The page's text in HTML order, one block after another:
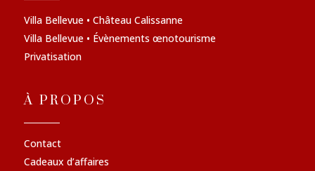
Villa Bellevue • Château Calissanne
Villa Bellevue • Évènements œnotourisme
Privatisation
À PROPOS
Contact
Cadeaux d’affaires